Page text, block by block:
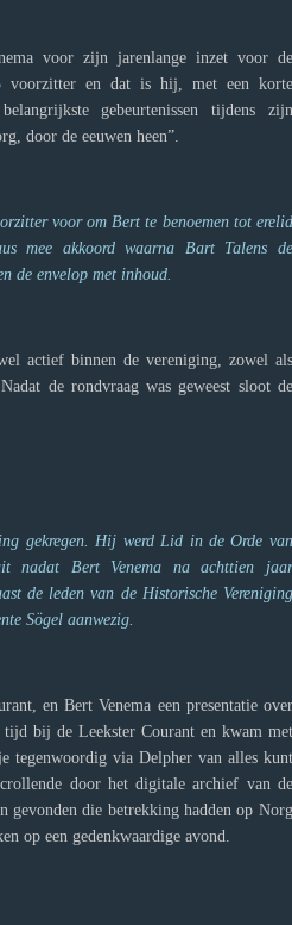
voor zijn jarenlange inzet voor de
voorzitter en dat is hij, met een korte
gebeurtenissen tijdens zijn
door de eeuwen heen”.
voor om Bert te benoemen tot erelid
mee akkoord waarna Bart Talens de
de envelop met inhoud.
actief binnen de vereniging, zowel als
de rondvraag was geweest sloot de
gekregen. Hij werd Lid in de Orde van
nadat Bert Venema na achttien jaar
de leden van de Historische Vereniging
Sögel aanwezig.
en Bert Venema een presentatie over
bij de Leekster Courant en kwam met
tegenwoordig via Delpher van alles kunt
door het digitale archief van de
gevonden die betrekking hadden op Norg
op een gedenkwaardige avond.